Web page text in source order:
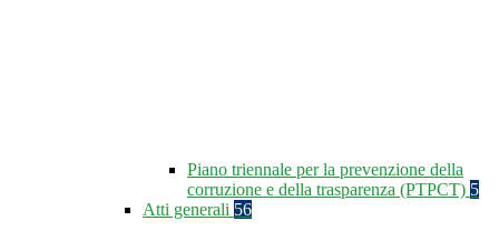
Piano triennale per la prevenzione della
corruzione e della trasparenza (PTPCT) 5
Atti generali 56